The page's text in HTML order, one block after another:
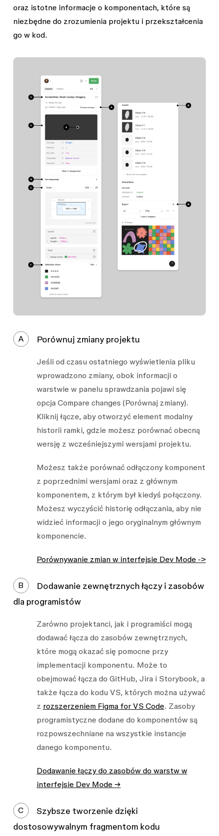
oraz istotne informacje o komponentach, które są
niezbędne do zrozumienia projektu i przekształcenia
go w kod.
A Porównuj zmiany projektu
Jeśli od czasu ostatniego wyświetlenia pliku
wprowadzono zmiany, obok informacji o
warstwie w panelu sprawdzania pojawi się
opcja Compare changes (Porównaj zmiany).
Kliknij łącze, aby otworzyć element modalny
historii ramki, gdzie możesz porównać obecną
wersję z wcześniejszymi wersjami projektu.
Możesz także porównać odłączony komponent
z poprzednimi wersjami oraz z głównym
komponentem, z którym był kiedyś połączony.
Możesz wyczyścić historię odłączania, aby nie
widzieć informacji o jego oryginalnym głównym
komponencie.
Porównywanie zmian w interfejsie Dev Mode ->
B
Dodawanie zewnętrznych łączy i zasobów
dla programistów
Zarówno projektanci, jak i programiści mogą
dodawać łącza do zasobów zewnętrznych,
które mogą okazać się pomocne przy
implementacji komponentu. Może to
obejmować łącza do GitHub, Jira i Storybook, a
także łącza do kodu VS, których można używać
z rozszerzeniem Figma for VS Code. Zasoby
programistyczne dodane do komponentów są
rozpowszechniane na wszystkie instancje
danego komponentu.
Dodawanie łączy do zasobów do warstw w
interfejsie Dev Mode →
C
Szybsze tworzenie dzięki
dostosowywalnym fragmentom kodu